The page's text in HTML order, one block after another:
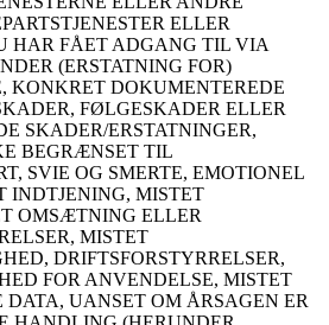
ELLER
HAR FÅET ADGANG TIL VIA
(ERSTATNING FOR)
KONKRET DOKUMENTEREDE
FØLGESKADER ELLER
SKADER/ERSTATNINGER,
BEGRÆNSET TIL
SVIE OG SMERTE, EMOTIONEL
INDTJENING, MISTET
OMSÆTNING ELLER
MISTET
DRIFTSFORSTYRRELSER,
FOR ANVENDELSE, MISTET
UANSET OM ÅRSAGEN ER